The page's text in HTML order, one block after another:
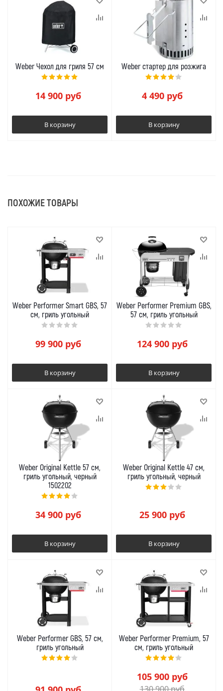
Weber Чехол для гриля 57 см
14 900руб
В корзину
Weber стартер для розжига
4 490руб
В корзину
ПОХОЖИЕ ТОВАРЫ
Weber Performer Smart GBS, 57
см, гриль угольный
99 900руб
В корзину
Weber Performer Premium GBS,
57 см, гриль угольный
124 900руб
В корзину
Weber Original Kettle 57 см,
гриль угольный, черный
1502202
34 900руб
В корзину
Weber Original Kettle 47 см,
гриль угольный, черный
25 900руб
В корзину
Weber Performer GBS, 57 см,
гриль угольный
Weber Performer Premium, 57
см, гриль угольный
105 900руб